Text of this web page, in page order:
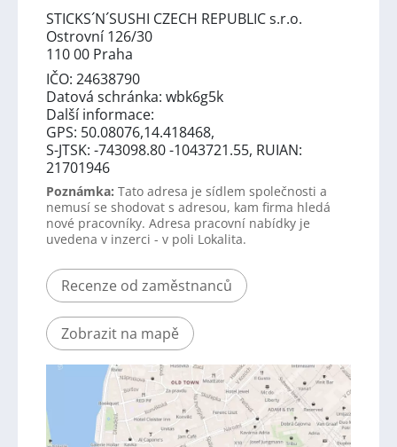
STICKS´N´SUSHI CZECH REPUBLIC s.r.o.
Ostrovní 126/30
110 00 Praha
IČO: 24638790
Datová schránka: wbk6g5k
Další informace:
GPS: 50.08076,14.418468,
S-JTSK: -743098.80 -1043721.55, RUIAN:
21701946
Poznámka: Tato adresa je sídlem společnosti a
nemusí se shodovat s adresou, kam firma hledá
nové pracovníky. Adresa pracovní nabídky je
uvedena v inzerci - v poli Lokalita.
Recenze od zaměstnanců
Zobrazit na mapě